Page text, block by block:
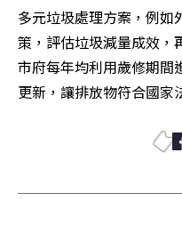
多元垃圾處理方案，例如
策，評估垃圾減量成效，
市府每年均利用歲修期間
更新，讓排放物符合國家